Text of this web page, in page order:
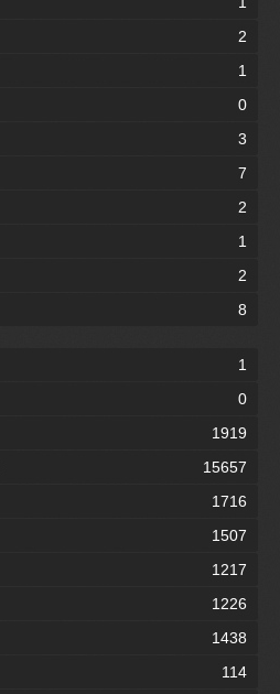
2
1
0
3
7
2
1
2
8
1
0
1919
15657
1716
1507
1217
1226
1438
114